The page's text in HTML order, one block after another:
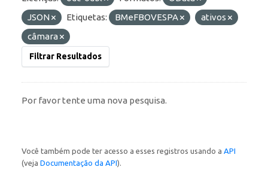
JSON
Etiquetas: BMeFBOVESPA
ativos
câmara
Filtrar Resultados
Por favor tente uma nova pesquisa.
Você também pode ter acesso a esses registros usando a API
(veja Documentação da API).